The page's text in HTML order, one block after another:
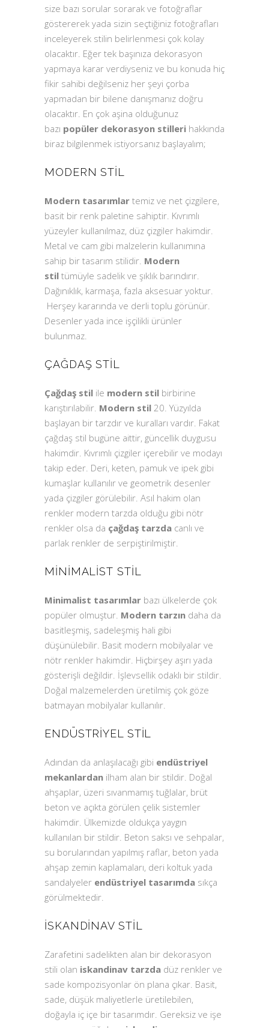
size bazı sorular sorarak ve fotoğraflar
göstererek yada sizin seçtiğiniz fotoğrafları
inceleyerek stilin belirlenmesi çok kolay
olacaktır. Eğer tek başınıza dekorasyon
yapmaya karar verdiyseniz ve bu konuda hiç
fikir sahibi değilseniz her şeyi çorba
yapmadan bir bilene danışmanız doğru
olacaktır. En çok aşina olduğunuz
bazı popüler dekorasyon stilleri hakkında
biraz bilgilenmek istiyorsanız başlayalım;
MODERN STIL
Modern tasarımlar temiz ve net çizgilere,
basit bir renk paletine sahiptir. Kıvrımlı
yüzeyler kullanılmaz, düz çizgiler hakimdir.
Metal ve cam gibi malzelerin kullanımına
sahip bir tasarım stilidir. Modern
stil tümüyle sadelik ve şıklık barındırır.
Dağınıklık, karmaşa, fazla aksesuar yoktur.
Herşey kararında ve derli toplu görünür.
Desenler yada ince işçilikli ürünler
bulunmaz.
ÇAĞDAŞ STIL
Çağdaş stil ile modern stil birbirine
karıştırılabilir. Modern stil 20. Yüzyılda
başlayan bir tarzdır ve kuralları vardır. Fakat
çağdaş stil bugüne aittir, güncellik duygusu
hakimdir. Kıvrımlı çizgiler içerebilir ve modayı
takip eder. Deri, keten, pamuk ve ipek gibi
kumaşlar kullanılır ve geometrik desenler
yada çizgiler görülebilir. Asıl hakim olan
renkler modern tarzda olduğu gibi nötr
renkler olsa da çağdaş tarzda canlı ve
parlak renkler de serpiştirilmiştir.
MINIMALIST STIL
Minimalist tasarımlar bazı ülkelerde çok
popüler olmuştur. Modern tarzın daha da
basitleşmiş, sadeleşmiş hali gibi
düşünülebilir. Basit modern mobilyalar ve
nötr renkler hakimdir. Hiçbirşey aşırı yada
gösterişli değildir. İşlevsellik odaklı bir stildir.
Doğal malzemelerden üretilmiş çok göze
batmayan mobilyalar kullanılır.
ENDÜSTRIYEL STIL
Adından da anlaşılacağı gibi endüstriyel
mekanlardan ilham alan bir stildir. Doğal
ahşaplar, üzeri sıvanmamış tuğlalar, brüt
beton ve açıkta görülen çelik sistemler
hakimdir. Ülkemizde oldukça yaygın
kullanılan bir stildir. Beton saksı ve sehpalar,
su borularından yapılmış raflar, beton yada
ahşap zemin kaplamaları, deri koltuk yada
sandalyeler endüstriyel tasarımda sıkça
görülmektedir.
İSKANDINAV STIL
Zarafetini sadelikten alan bir dekorasyon
stili olan iskandinav tarzda düz renkler ve
sade kompozisyonlar ön plana çıkar. Basit,
sade, düşük maliyetlerle üretilebilen,
doğayla iç içe bir tasarımdır. Gereksiz ve işe